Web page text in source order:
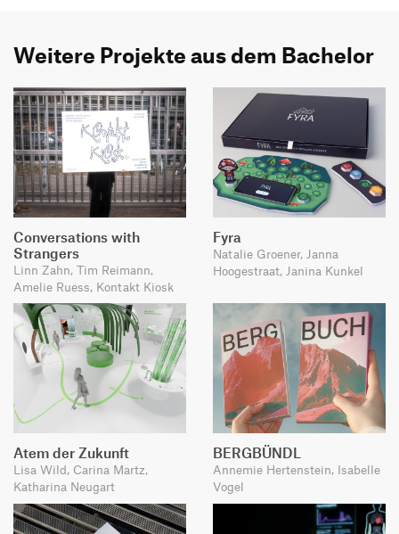
Weitere Projekte aus dem Bachelor
Conversations with
Strangers
Linn Zahn, Tim Reimann,
Amelie Ruess, Kontakt Kiosk
Fyra
Natalie Groener, Janna
Hoogestraat, Janina Kunkel
Atem der Zukunft
Lisa Wild, Carina Martz,
Katharina Neugart
BERGBÜNDL
Annemie Hertenstein, Isabelle
Vogel